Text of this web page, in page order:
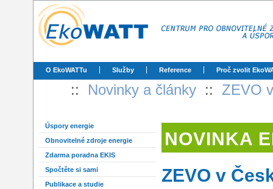
O EkoWATTu Služby Reference Proč zvolit
:: Novinky a články :: ZEVO
Úspory energie
Obnovitelné zdroje energie
Zdarma poradna EKIS
Spočtěte si sami
Publikace a studie
NOVINKA
ZEVO v